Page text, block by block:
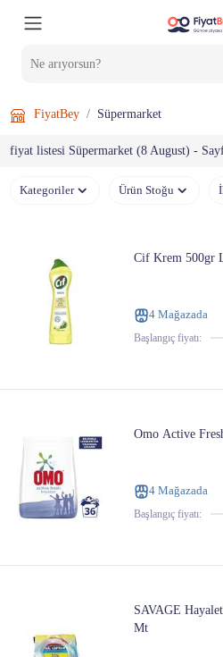
FiyatBey Süpermarket
fiyat listesi Süpermarket (8 August) -
Kategoriler Ürün Stoğu
Cif Krem 500gr
4 Mağazada
Başlangıç ​​fiyatı:
Omo Active
4 Mağazada
Başlangıç ​​fiyatı:
SAVAGE
Mt